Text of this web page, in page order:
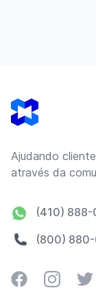
Ajudando
através da
(410) 888-
(800)
FacebookInstagram